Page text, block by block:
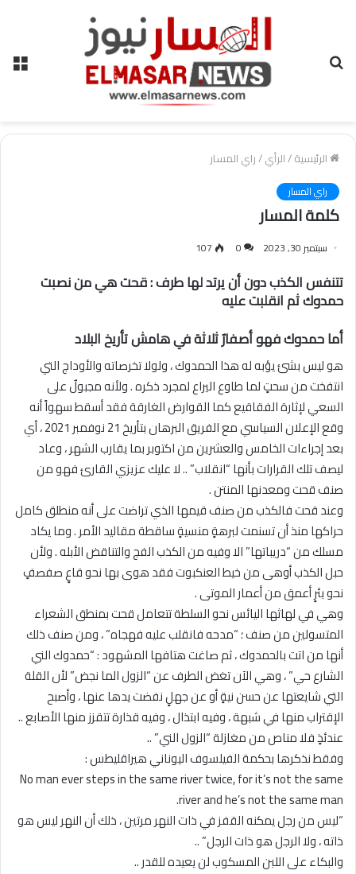
الرئيسية/الرأي/راي المسار
راي المسار
كلمة المسار
سبتمبر 30, 2023 0
107
تتنفس الكذب دون أن يرتد لها طرف : قحت هي من نصبت
حمدوك ثم انقلبت عليه
أما حمدوك فهو أصفارٌ ثلاثة في هامش تأريخ البلاد
هو ليس بشئ يؤبه له هذا الحمدوك ، ولولا تخرصاته والأوداج التي
انتفخت من سحتٍ لما طاوع اليراع لمجرد ذكره . ولأنه مجبولٌ على
السعي لإثارة الفقاقيع كما القوارض الغارقة فقد أسقط سهواً أنه
وقع الإعلان السياسي مع الفريق البرهان بتأريخ 21 نوفمبر 2021 ، أي
بعد إجراءات الخامس والعشرين من اكتوبر بما يقارب الشهر ، وعاد
ليصف تلك القرارات بأنها “انقلاب” .. لا عليك عزيزي القارئ فهو من
صنف قحت ومعدنها المنتن .
وعند قحت فالكذب من صنف قيمها الذي تراضت على أنه منطلق كامل
حراكها منذ أن تسنمت لبرهةٍ منسيةٍ ساقطة مقاليد الأمر . وما يكاد
مسلك من “دريباتها” الا وفيه من الكذب الفج والتناقض الأبله . ولأن
حبل الكذب أوهى من خيط العنكبوت فقد هوى بها نحو قاعٍ صفصفٍ
نحو بئرٍ أعمق من أعمار الموتى .
وهي في لهاثها اليائس نحو السلطة تتعامل قحت بمنطق الشعراء
المتسولين من صنف ؛ “مدحه فانقلب عليه فهجاه” ، ومن صنف ذلك
أنها من اتت بالحمدوك ، ثم صاغت هتافها المشهود : “حمدوك الني
الشارع حي” ، وهي الآن تغض الطرف عن “الزول الما نجض” لأن القلة
التي شايعتها عن حسن نيةٍ أو عن جهلٍ نفضت يدها عنها ، وأصبح
الإقتراب منها في شبهة ، وفيه ابتذال ، وفيه قذارة تتقزز منها الأصابع ..
عندئذٍ فلا مناص من مغازلة “الزول الني” ..
وفقط نذكرها بحكمة الفيلسوف اليوناني هيراقليطس :
No man ever steps in the same river twice, for it’s not the same
river and he’s not the same man.
“ليس من رجل يمكنه القفز في ذات النهر مرتين ، ذلك أن النهر ليس هو
ذاته ، ولا الرجل هو ذات الرجل” ..
والبكاء على اللبن المسكوب لن يعيده للقدر ..